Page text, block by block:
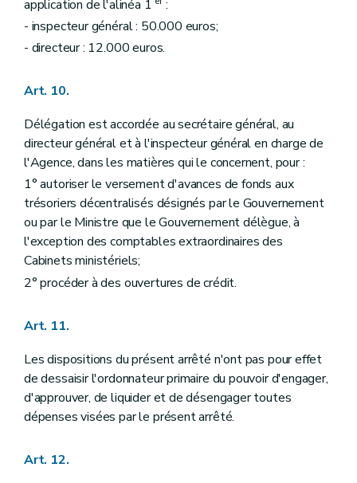
application de l'alinéa 1
:
- inspecteur général : 50.000 euros;
- directeur : 12.000 euros.
Art. 10.
Délégation est accordée au secrétaire général, au
directeur général et à l'inspecteur général en charge de
l'Agence, dans les matières qui le concernent, pour :
1° autoriser le versement d'avances de fonds aux
trésoriers décentralisés désignés par le Gouvernement
ou par le Ministre que le Gouvernement délègue, à
l'exception des comptables extraordinaires des
Cabinets ministériels;
2° procéder à des ouvertures de crédit.
Art. 11.
Les dispositions du présent arrêté n'ont pas pour effet
de dessaisir l'ordonnateur primaire du pouvoir d'engager,
d'approuver, de liquider et de désengager toutes
dépenses visées par le présent arrêté.
Art. 12.